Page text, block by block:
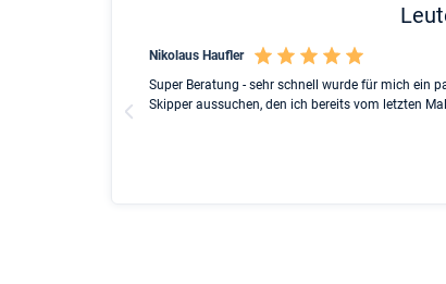
Nikolaus Haufler
Super Beratung - sehr schnell wurde für mich ein
Skipper aussuchen, den ich bereits vom letzten